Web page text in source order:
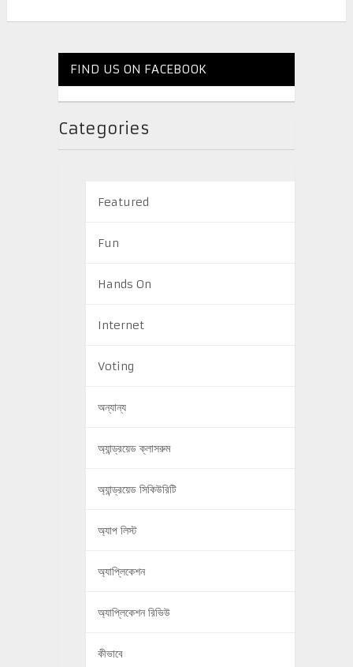
FIND US ON FACEBOOK
Categories
Featured
Fun
Hands On
Internet
Voting
অন্যান্য
অ্যান্ড্রয়েড ক্লাসরুম
অ্যান্ড্রয়েড সিকিউরিটি
অ্যাপ লিস্ট
অ্যাপ্লিকেশন
অ্যাপ্লিকেশন রিভিউ
কীভাবে